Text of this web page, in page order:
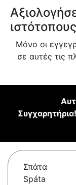
ιστότοπους
Μόνο οι
σε αυτές τις
Συγχαρητήρια!
Σπάτα
Spáta